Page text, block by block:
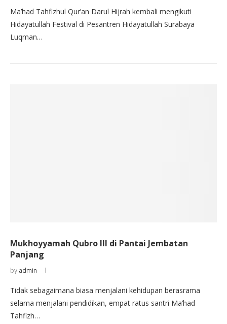
Ma’had Tahfizhul Qur’an Darul Hijrah kembali mengikuti
Hidayatullah Festival di Pesantren Hidayatullah Surabaya
Luqman…
Mukhoyyamah Qubro III di Pantai Jembatan
Panjang
by admin
Tidak sebagaimana biasa menjalani kehidupan berasrama
selama menjalani pendidikan, empat ratus santri Ma’had
Tahfizh…